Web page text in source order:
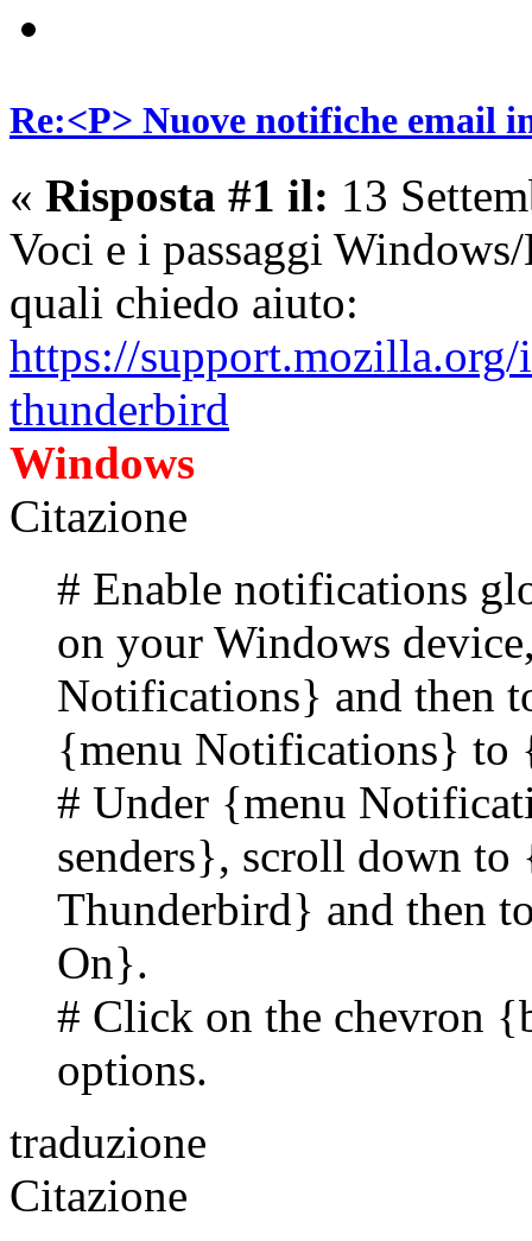
Re:<P> Nuove notifiche email
« Risposta #1 il: 13
Voci e i passaggi
quali chiedo aiuto:
https://
thunderbird
Windows
Citazione
# Enable notifications
on your Windows
Notifications} and then
{menu Notifications} to
# Under {menu
senders}, scroll down
Thunderbird} and then
On}.
# Click on the chevron
options.
traduzione
Citazione